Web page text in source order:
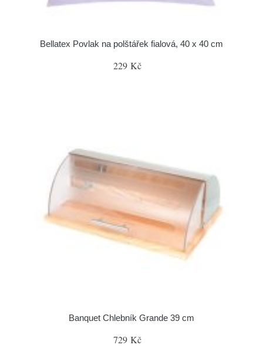
Bellatex Povlak na polštářek fialová, 40 x 40 cm
229 Kč
Banquet Chlebník Grande 39 cm
729 Kč